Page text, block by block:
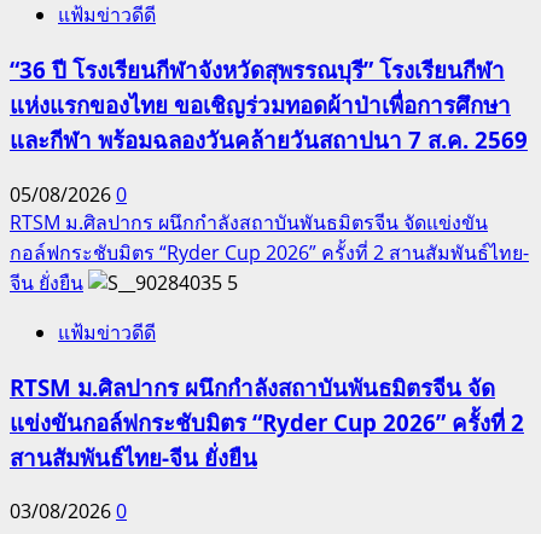
แฟ้มข่าวดีดี
“36 ปี โรงเรียนกีฬาจังหวัดสุพรรณบุรี” โรงเรียนกีฬา
แห่งแรกของไทย ขอเชิญร่วมทอดผ้าป่าเพื่อการศึกษา
และกีฬา พร้อมฉลองวันคล้ายวันสถาปนา 7 ส.ค. 2569
05/08/20260
RTSM ม.ศิลปากร ผนึกกำลังสถาบันพันธมิตรจีน จัดแข่งขัน
กอล์ฟกระชับมิตร “Ryder Cup 2026” ครั้งที่ 2 สานสัมพันธ์ไทย-
จีน ยั่งยืน
5
แฟ้มข่าวดีดี
RTSM ม.ศิลปากร ผนึกกำลังสถาบันพันธมิตรจีน จัด
แข่งขันกอล์ฟกระชับมิตร “Ryder Cup 2026” ครั้งที่ 2
สานสัมพันธ์ไทย-จีน ยั่งยืน
03/08/20260